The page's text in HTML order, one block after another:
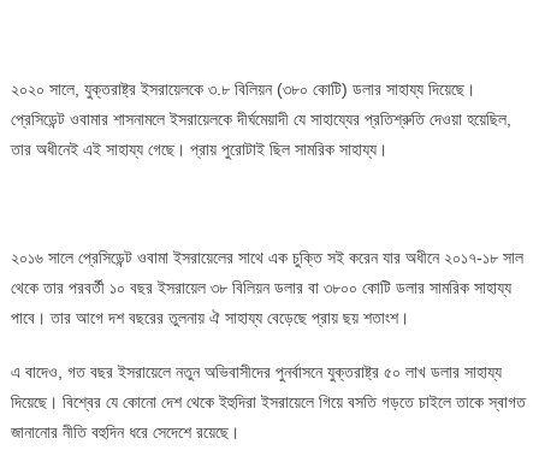
২০২০ সালে, যুক্তরাষ্ট্র ইসরায়েলকে ৩.৮ বিলিয়ন (৩৮০ কোটি) ডলার সাহায্য দিয়েছে।
প্রেসিডেন্ট ওবামার শাসনামলে ইসরায়েলকে দীর্ঘমেয়াদী যে সাহায্যের প্রতিশ্রুতি দেওয়া হয়েছিল,
তার অধীনেই এই সাহায্য গেছে। প্রায় পুরোটাই ছিল সামরিক সাহায্য।
২০১৬ সালে প্রেসিডেন্ট ওবামা ইসরায়েলের সাথে এক চুক্তি সই করেন যার অধীনে ২০১৭-১৮ সাল
থেকে তার পরবর্তী ১০ বছর ইসরায়েল ৩৮ বিলিয়ন ডলার বা ৩৮০০ কোটি ডলার সামরিক সাহায্য
পাবে। তার আগে দশ বছরের তুলনায় ঐ সাহায্য বেড়েছে প্রায় ছয় শতাংশ।
এ বাদেও, গত বছর ইসরায়েলে নতুন অভিবাসীদের পুনর্বাসনে যুক্তরাষ্ট্র ৫০ লাখ ডলার সাহায্য
দিয়েছে। বিশ্বের যে কোনো দেশ থেকে ইহুদিরা ইসরায়েলে গিয়ে বসতি গড়তে চাইলে তাকে স্বাগত
জানানোর নীতি বহুদিন ধরে সেদেশে রয়েছে।